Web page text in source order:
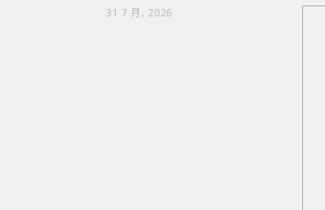
31 7 月, 2026